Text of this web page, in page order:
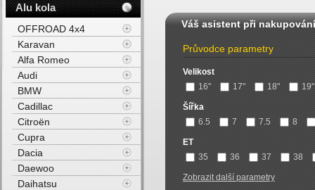
Váš asistent při nakupování
Průvodce parametry
Velikost
16"
17" 18" 19"
Šířka
6.5
7 7.5 8
ET
35
36 37 38
Zobrazit další parametry
Alu kola
OFFROAD 4x4
Karavan
Alfa Romeo
Audi
BMW
Cadillac
Citroën
Cupra
Dacia
Daewoo
Daihatsu